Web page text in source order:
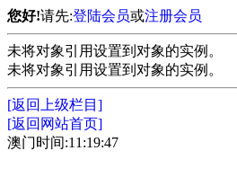
您好!请先:登陆会员或注册会员
未将对象引用设置到对象的实例。
未将对象引用设置到对象的实例。
[返回上级栏目]
[返回网站首页]
澳门时间:11:19:47